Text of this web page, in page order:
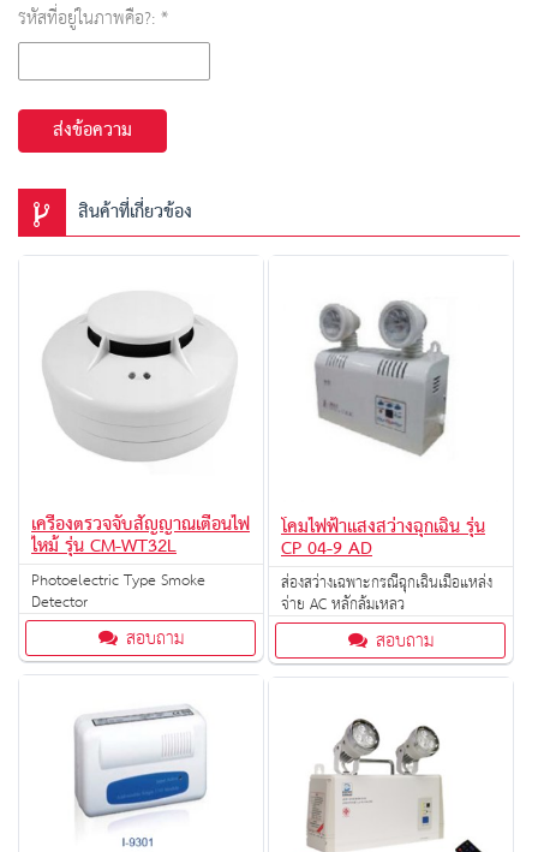
รหัสที่อยู่ในภาพคือ?: *
ส่งข้อความ
สินค้าที่เกี่ยวข้อง
เครื่องตรวจจับสัญญาณเตือนไฟ
ไหม้ รุ่น CM-WT32L
Photoelectric Type Smoke
Detector
สอบถาม
โคมไฟฟ้าแสงสว่างฉุกเฉิน รุ่น
CP 04-9 AD
ส่องสว่างเฉพาะกรณีฉุกเฉินเมื่อแหล่ง
จ่าย AC หลักล้มเหลว
สอบถาม